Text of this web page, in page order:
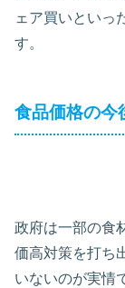
ェア買いといっ
す。
食品価格の今
政府は一部の食
価高対策を打ち
いないのが実情